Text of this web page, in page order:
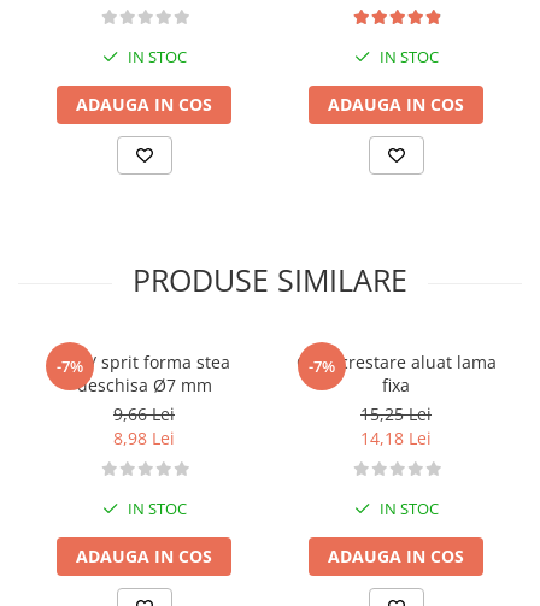
IN STOC
ADAUGA IN COS
IN STOC
ADAUGA IN COS
PRODUSE SIMILARE
-7%
Dui / sprit forma stea
deschisa Ø7 mm
9,66 Lei
8,98 Lei
IN STOC
ADAUGA IN COS
-7%
Cutit crestare aluat lama
fixa
15,25 Lei
14,18 Lei
IN STOC
ADAUGA IN COS